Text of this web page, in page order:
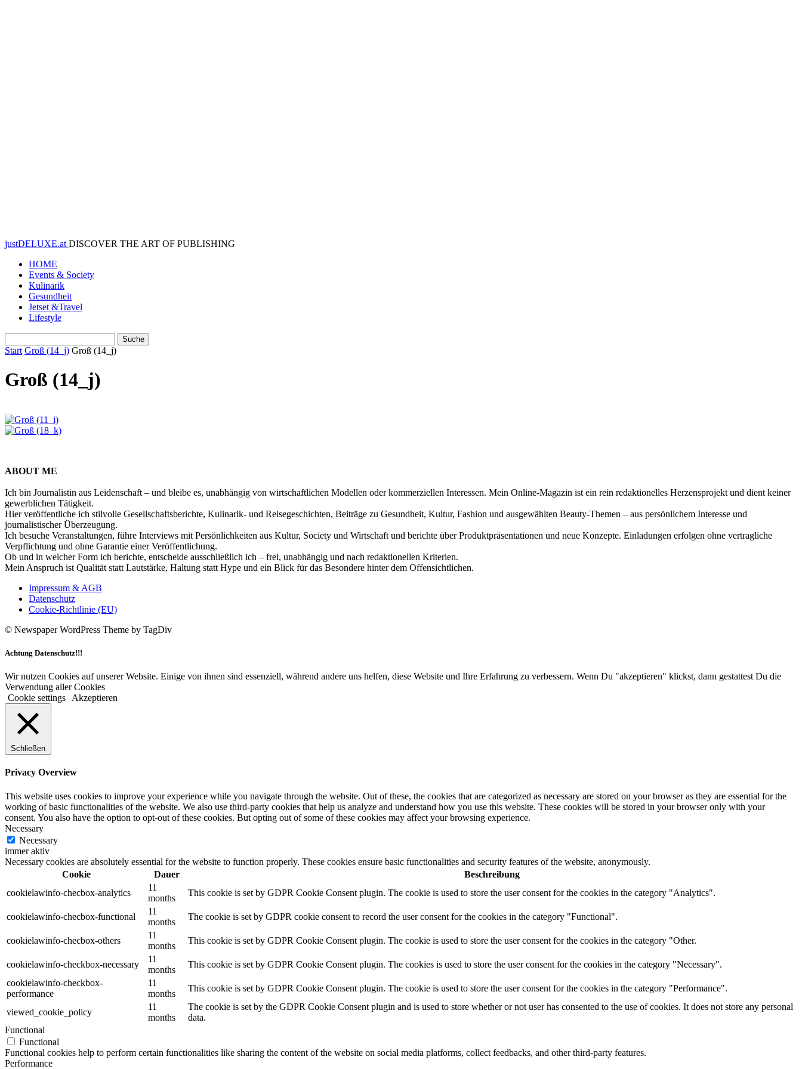
justDELUXE.at DISCOVER THE ART OF PUBLISHING
HOME
Events & Society
Kulinarik
Gesundheit
Jetset &Travel
Lifestyle
Start Groß (14_j) Groß (14_j)
Groß (14_j)
ABOUT ME
Ich bin Journalistin aus Leidenschaft – und bleibe es, unabhängig von wirtschaftlichen Modellen oder kommerziellen Interessen. Mein Online-Magazin ist ein rein redaktionelles Herzensprojekt und dient keiner
gewerblichen Tätigkeit.
Hier veröffentliche ich stilvolle Gesellschaftsberichte, Kulinarik- und Reisegeschichten, Beiträge zu Gesundheit, Kultur, Fashion und ausgewählten Beauty-Themen – aus persönlichem Interesse und
journalistischer Überzeugung.
Ich besuche Veranstaltungen, führe Interviews mit Persönlichkeiten aus Kultur, Society und Wirtschaft und berichte über Produktpräsentationen und neue Konzepte. Einladungen erfolgen ohne vertragliche
Verpflichtung und ohne Garantie einer Veröffentlichung.
Ob und in welcher Form ich berichte, entscheide ausschließlich ich – frei, unabhängig und nach redaktionellen Kriterien.
Mein Anspruch ist Qualität statt Lautstärke, Haltung statt Hype und ein Blick für das Besondere hinter dem Offensichtlichen.
Impressum & AGB
Datenschutz
Cookie-Richtlinie (EU)
© Newspaper WordPress Theme by TagDiv
Achtung Datenschutz!!!
Wir nutzen Cookies auf unserer Website. Einige von ihnen sind essenziell, während andere uns helfen, diese Website und Ihre Erfahrung zu verbessern. Wenn Du "akzeptieren" klickst, dann gestattest Du die
Verwendung aller Cookies
Cookie settings
Akzeptieren
Schließen
Privacy Overview
This website uses cookies to improve your experience while you navigate through the website. Out of these, the cookies that are categorized as necessary are stored on your browser as they are essential for the
working of basic functionalities of the website. We also use third-party cookies that help us analyze and understand how you use this website. These cookies will be stored in your browser only with your
consent. You also have the option to opt-out of these cookies. But opting out of some of these cookies may affect your browsing experience.
Necessary
Necessary
immer aktiv
Necessary cookies are absolutely essential for the website to function properly. These cookies ensure basic functionalities and security features of the website, anonymously.
Cookie
Dauer
Beschreibung
cookielawinfo-checbox-analytics
11
months
This cookie is set by GDPR Cookie Consent plugin. The cookie is used to store the user consent for the cookies in the category "Analytics".
cookielawinfo-checbox-functional
11
months
The cookie is set by GDPR cookie consent to record the user consent for the cookies in the category "Functional".
cookielawinfo-checbox-others
11
months
This cookie is set by GDPR Cookie Consent plugin. The cookie is used to store the user consent for the cookies in the category "Other.
cookielawinfo-checkbox-necessary
11
months
This cookie is set by GDPR Cookie Consent plugin. The cookies is used to store the user consent for the cookies in the category "Necessary".
cookielawinfo-checkbox-
performance
11
months
This cookie is set by GDPR Cookie Consent plugin. The cookie is used to store the user consent for the cookies in the category "Performance".
viewed_cookie_policy
11
months
The cookie is set by the GDPR Cookie Consent plugin and is used to store whether or not user has consented to the use of cookies. It does not store any personal
data.
Functional
Functional
Functional cookies help to perform certain functionalities like sharing the content of the website on social media platforms, collect feedbacks, and other third-party features.
Performance